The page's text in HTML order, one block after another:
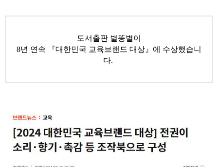
도서출판 별똥별이
8년 연속 『대한민국 교육브랜드 대상』에 수상했습니
다.